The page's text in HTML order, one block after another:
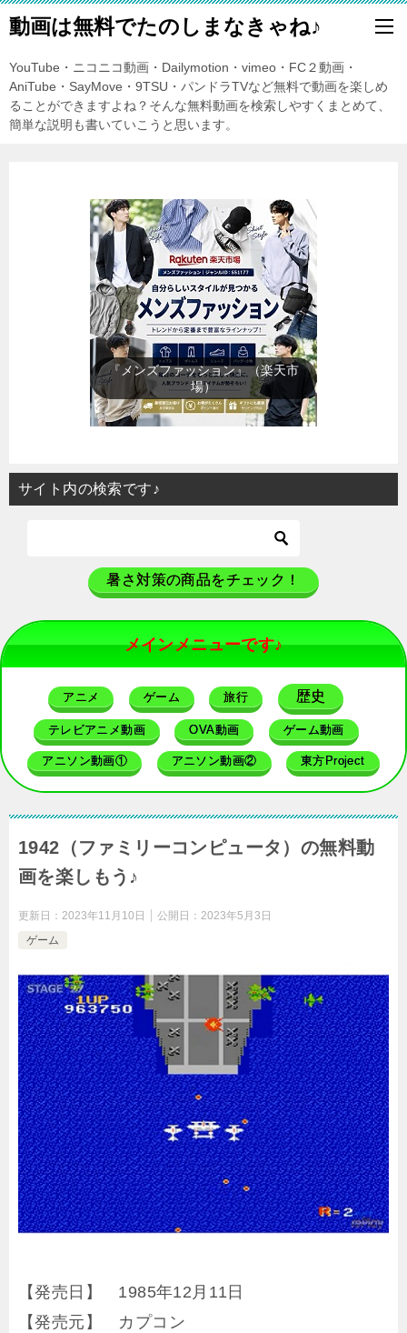
動画は無料でたのしまなきゃね♪
YouTube・ニコニコ動画・Dailymotion・vimeo・FC２動画・
AniTube・SayMove・9TSU・パンドラTVなど無料で動画を楽しめ
ることができますよね？そんな無料動画を検索しやすくまとめて、
簡単な説明も書いていこうと思います。
『レディースファッション』（楽
天市場）
サイト内の検索です♪
暑さ対策の商品をチェック！
メインメニューです♪
アニメ ゲーム 旅行 歴史
テレビアニメ動画 OVA動画 ゲーム動画
アニソン動画① アニソン動画② 東方Project
1942（ファミリーコンピュータ）の無料動
画を楽しもう♪
更新日： 2023年11月10日 公開日： 2023年5月3日
ゲーム
【発売日】 1985年12月11日
【発売元】 カプコン